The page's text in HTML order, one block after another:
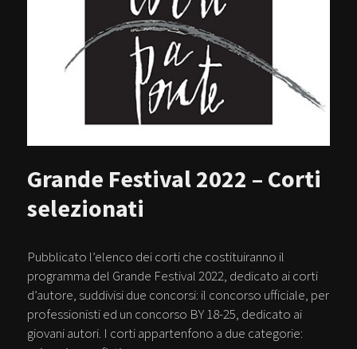
Grande Festival 2022 – Corti
selezionati
Pubblicato l’elenco dei corti che costituiranno il
programma del Grande Festival 2022, dedicato ai corti
d’autore, suddivisi due concorsi: il concorso ufficiale, per
professionisti ed un concorso BY 18-25, dedicato ai
giovani autori. I corti appartenfono a due categorie: